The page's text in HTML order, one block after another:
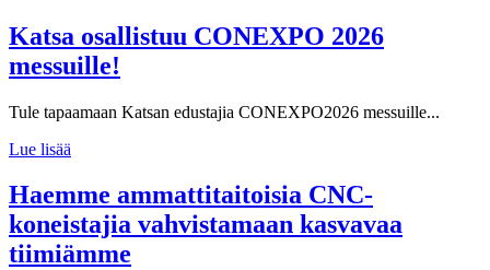
Katsa osallistuu CONEXPO 2026
messuille!
Tule tapaamaan Katsan edustajia CONEXPO2026 messuille...
Lue lisää
Haemme ammattitaitoisia CNC-
koneistajia vahvistamaan kasvavaa
tiimiämme